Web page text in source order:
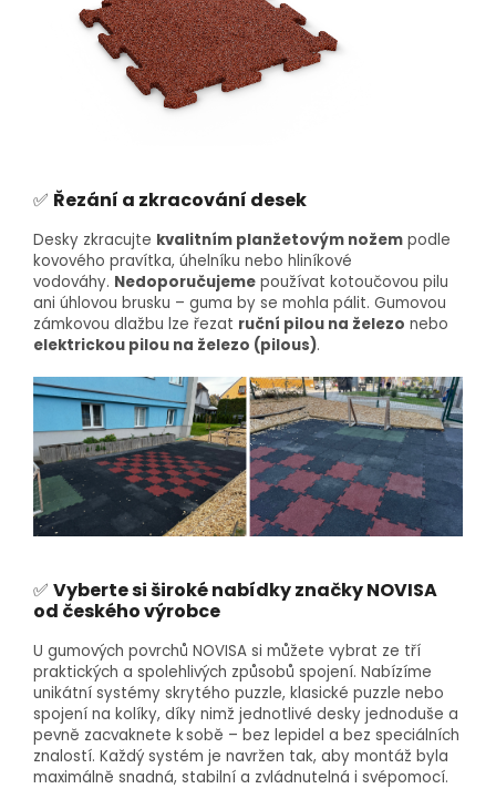
✅ Řezání a zkracování desek
Desky zkracujte kvalitním planžetovým nožem podle
kovového pravítka, úhelníku nebo hliníkové
vodováhy. Nedoporučujeme používat kotoučovou pilu
ani úhlovou brusku – guma by se mohla pálit. Gumovou
zámkovou dlažbu lze řezat ruční pilou na železo nebo
elektrickou pilou na železo (pilous).
✅ Vyberte si široké nabídky značky NOVISA
od českého výrobce
U gumových povrchů NOVISA si můžete vybrat ze tří
praktických a spolehlivých způsobů spojení. Nabízíme
unikátní systémy skrytého puzzle, klasické puzzle nebo
spojení na kolíky, díky nimž jednotlivé desky jednoduše a
pevně zacvaknete k sobě – bez lepidel a bez speciálních
znalostí. Každý systém je navržen tak, aby montáž byla
maximálně snadná, stabilní a zvládnutelná i svépomocí.